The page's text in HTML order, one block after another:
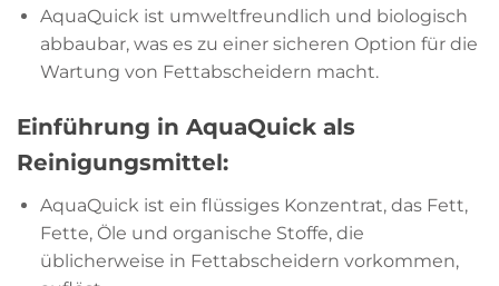
AquaQuick ist umweltfreundlich und biologisch
abbaubar, was es zu einer sicheren Option für die
Wartung von Fettabscheidern macht.
Einführung in AquaQuick als
Reinigungsmittel:
AquaQuick ist ein flüssiges Konzentrat, das Fett,
Fette, Öle und organische Stoffe, die
üblicherweise in Fettabscheidern vorkommen,